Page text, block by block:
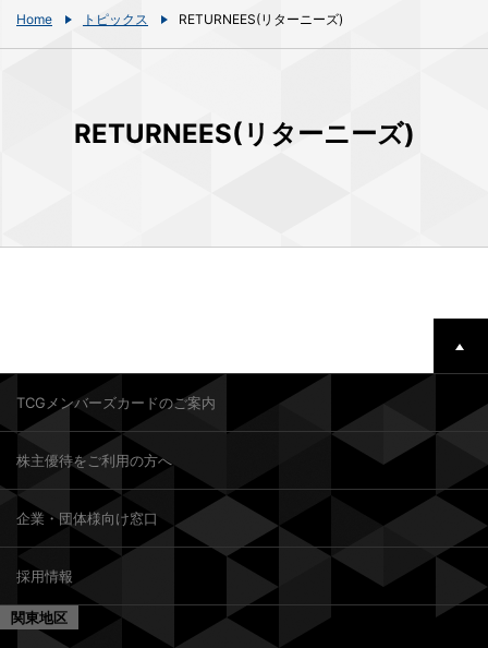
Home トピックス RETURNEES(リターニーズ)
RETURNEES(リターニーズ)
TCGメンバーズカードのご案内
株主優待をご利用の方へ
企業・団体様向け窓口
採用情報
関東地区